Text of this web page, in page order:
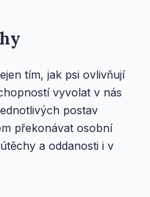
tím, jak psi ovlivňují
vyvolat v nás
postav
překonávat osobní
a oddanosti i v